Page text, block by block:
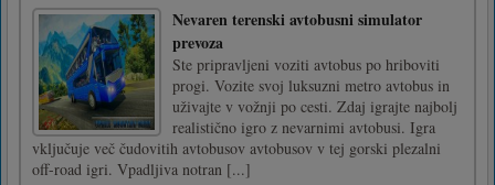
Nevaren terenski avtobusni simulator
prevoza
Ste pripravljeni voziti avtobus po hriboviti
progi. Vozite svoj luksuzni metro avtobus in
uživajte v vožnji po cesti. Zdaj igrajte najbolj
realistično igro z nevarnimi avtobusi. Igra
vključuje več čudovitih avtobusov avtobusov v tej gorski plezalni
off-road igri. Vpadljiva notran [...]